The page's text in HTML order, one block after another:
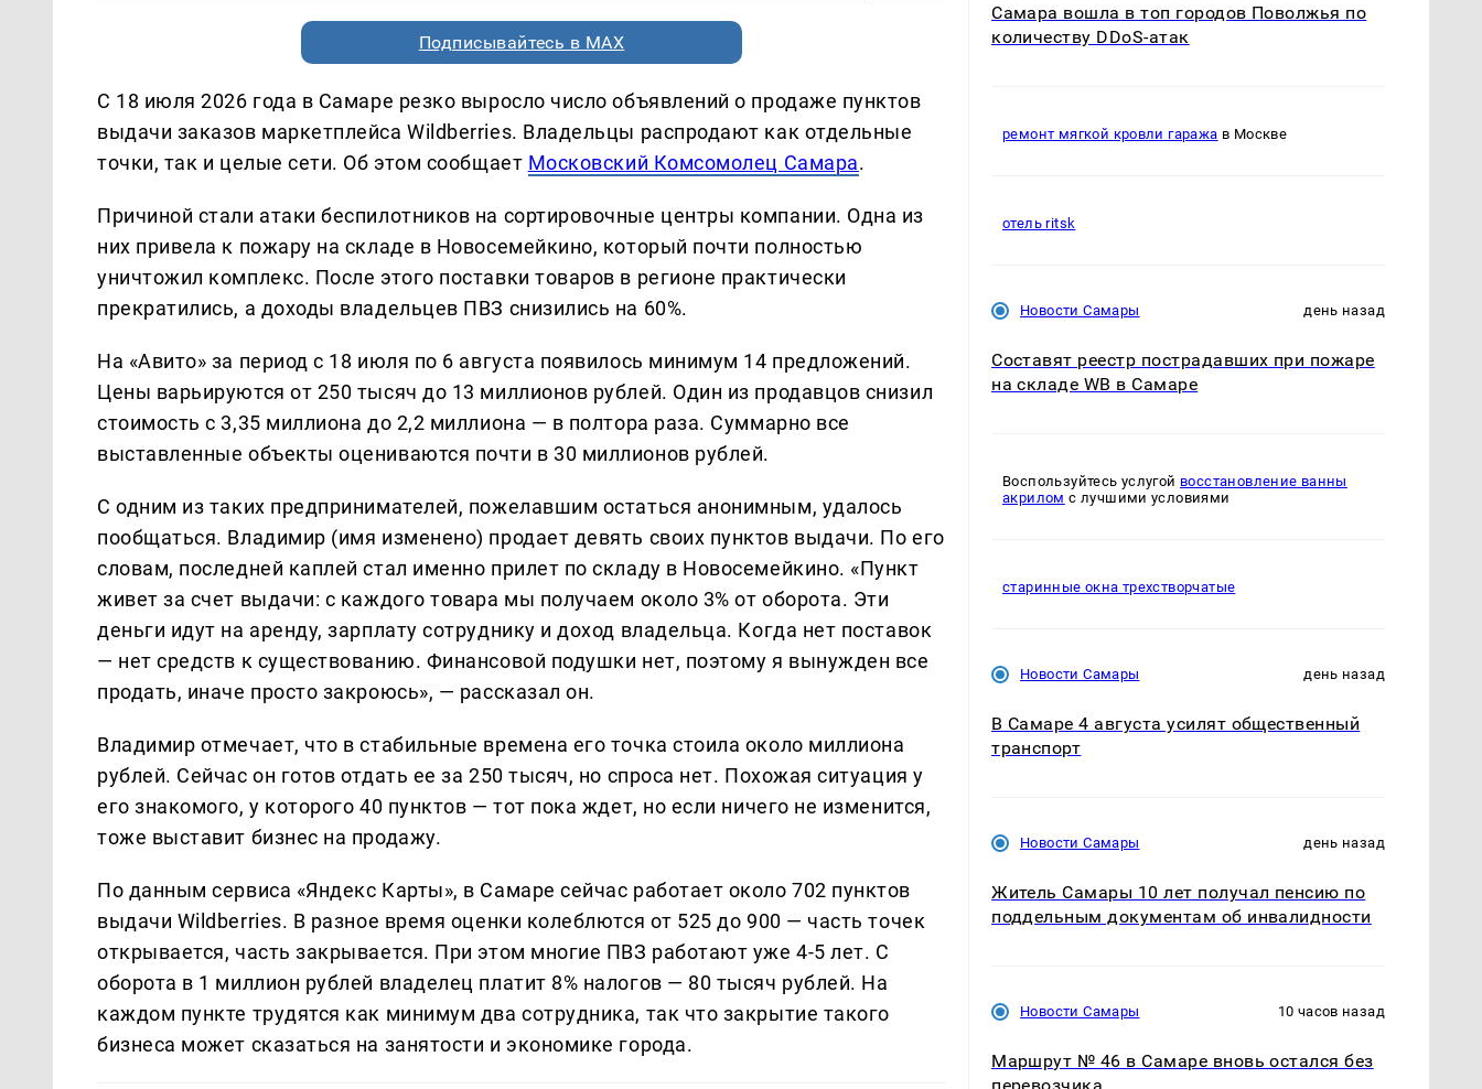
Подписывайтесь в MAX
С 18 июля 2026 года в Самаре резко выросло число объявлений о продаже пунктов
выдачи заказов маркетплейса Wildberries. Владельцы распродают как отдельные
точки, так и целые сети. Об этом сообщает Московский Комсомолец Самара.
Причиной стали атаки беспилотников на сортировочные центры компании. Одна из
них привела к пожару на складе в Новосемейкино, который почти полностью
уничтожил комплекс. После этого поставки товаров в регионе практически
прекратились, а доходы владельцев ПВЗ снизились на 60%.
На «Авито» за период с 18 июля по 6 августа появилось минимум 14 предложений.
Цены варьируются от 250 тысяч до 13 миллионов рублей. Один из продавцов снизил
стоимость с 3,35 миллиона до 2,2 миллиона — в полтора раза. Суммарно все
выставленные объекты оцениваются почти в 30 миллионов рублей.
С одним из таких предпринимателей, пожелавшим остаться анонимным, удалось
пообщаться. Владимир (имя изменено) продает девять своих пунктов выдачи. По его
словам, последней каплей стал именно прилет по складу в Новосемейкино. «Пункт
живет за счет выдачи: с каждого товара мы получаем около 3% от оборота. Эти
деньги идут на аренду, зарплату сотруднику и доход владельца. Когда нет поставок
— нет средств к существованию. Финансовой подушки нет, поэтому я вынужден все
продать, иначе просто закроюсь», — рассказал он.
Владимир отмечает, что в стабильные времена его точка стоила около миллиона
рублей. Сейчас он готов отдать ее за 250 тысяч, но спроса нет. Похожая ситуация у
его знакомого, у которого 40 пунктов — тот пока ждет, но если ничего не изменится,
тоже выставит бизнес на продажу.
По данным сервиса «Яндекс Карты», в Самаре сейчас работает около 702 пунктов
выдачи Wildberries. В разное время оценки колеблются от 525 до 900 — часть точек
открывается, часть закрывается. При этом многие ПВЗ работают уже 4-5 лет. С
оборота в 1 миллион рублей владелец платит 8% налогов — 80 тысяч рублей. На
каждом пункте трудятся как минимум два сотрудника, так что закрытие такого
бизнеса может сказаться на занятости и экономике города.
Самара вошла в топ городов Поволжья по
количеству DDoS-атак
ремонт мягкой кровли гаража в Москве
отель ritsk
Новости Самары день назад
Составят реестр пострадавших при пожаре
на складе WB в Самаре
Воспользуйтесь услугой восстановление ванны
акрилом с лучшими условиями
старинные окна трехстворчатые
Новости Самары день назад
В Самаре 4 августа усилят общественный
транспорт
Новости Самары день назад
Житель Самары 10 лет получал пенсию по
поддельным документам об инвалидности
Новости Самары 10 часов назад
Маршрут № 46 в Самаре вновь остался без